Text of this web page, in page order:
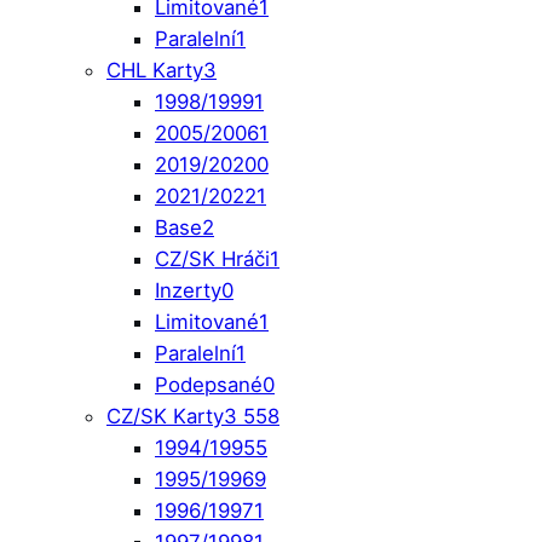
Limitované1
Paralelní1
CHL Karty3
1998/19991
2005/20061
2019/20200
2021/20221
Base2
CZ/SK Hráči1
Inzerty0
Limitované1
Paralelní1
Podepsané0
CZ/SK Karty3 558
1994/19955
1995/19969
1996/19971